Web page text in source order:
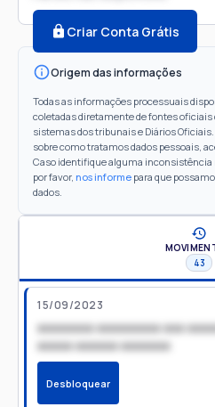
Criar Conta Grátis
Origem das informações
Todas as informações processuais
coletadas diretamente de fontes oficiais
sistemas dos tribunais e Diários
sobre como tratamos dados pessoais,
Caso identifique alguma inconsistência
por favor, nos informe para que
dados.
43
15/09/2023
xxxxxxxx xxxxxxxxx xxx
xxxxx xxxxxx xxxxxxx
Desbloquear